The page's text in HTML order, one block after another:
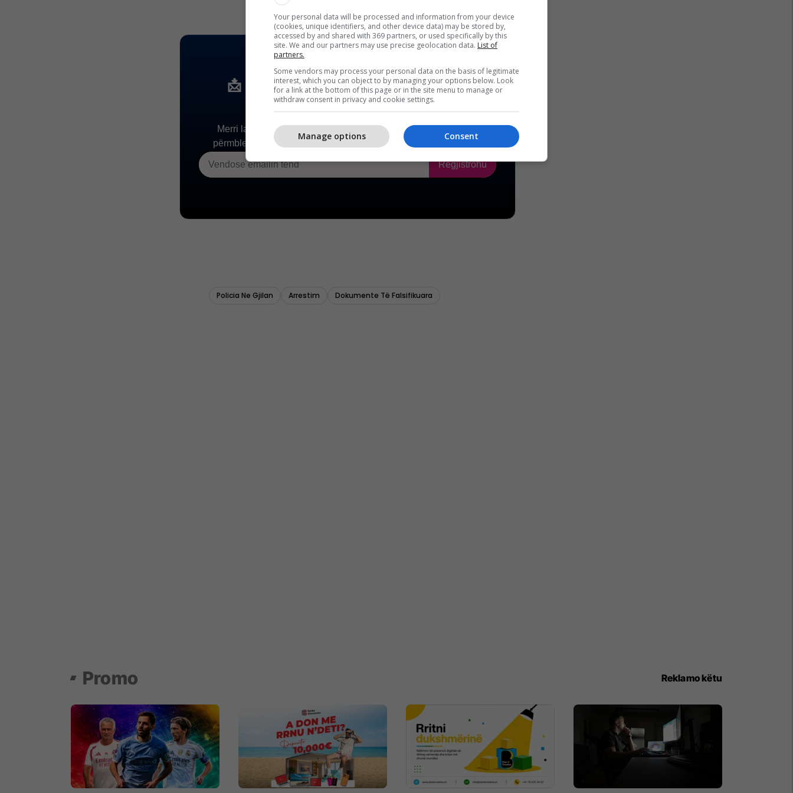
Policia Ne Gjilan Arrestim Dokumente Të Falsifikuara
Promo Reklamo këtu
Your personal data will be processed and information from your device
(cookies, unique identifiers, and other device data) may be stored by,
accessed by and shared with 369 partners, or used specifically by this
site. We and our partners may use precise geolocation data. List of
partners.
Some vendors may process your personal data on the basis of legitimate
interest, which you can object to by managing your options below. Look
for a link at the bottom of this page or in the site menu to manage or
withdraw consent in privacy and cookie settings.
Consent
Manage options